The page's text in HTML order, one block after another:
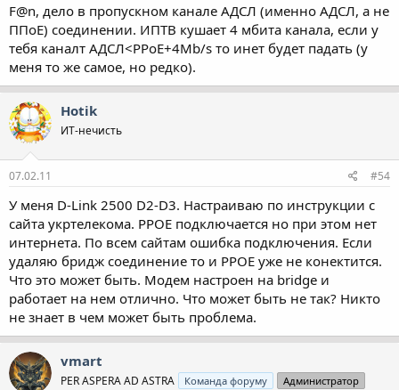
F@n, дело в пропускном канале АДСЛ (именно АДСЛ, а не
ППоЕ) соединении. ИПТВ кушает 4 мбита канала, если у
тебя каналт АДСЛ<PPoE+4Mb/s то инет будет падать (у
меня то же самое, но редко).
Hotik
ИТ-нечисть
07.02.11 #54
У меня D-Link 2500 D2-D3. Настраиваю по инструкции с
сайта укртелекома. PPOE подключается но при этом нет
интернета. По всем сайтам ошибка подключения. Если
удаляю бридж соединение то и PPOE уже не конектится.
Что это может быть. Модем настроен на bridge и
работает на нем отлично. Что может быть не так? Никто
не знает в чем может быть проблема.
vmart
PER ASPERA AD ASTRA Команда форуму Администратор